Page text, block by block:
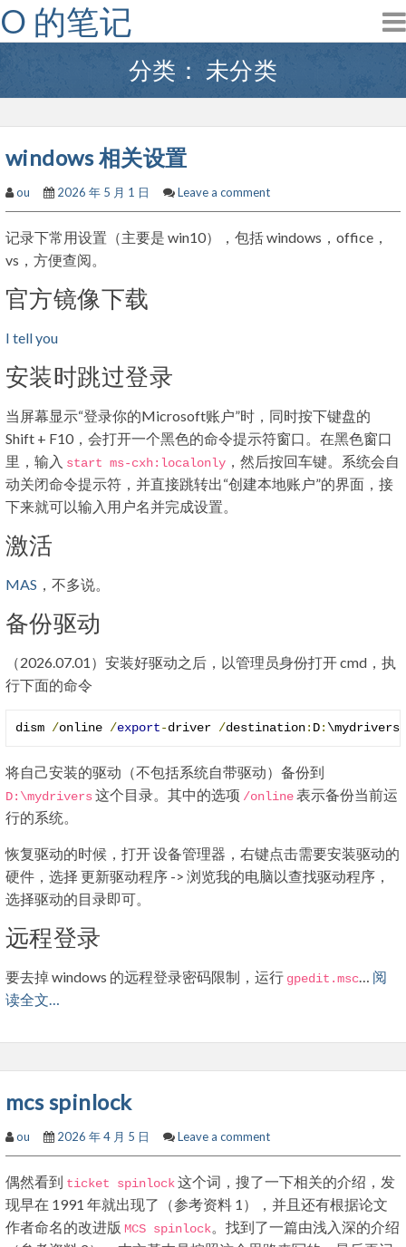
Skip
to
content
O 的笔记
分类： 未分类
windows 相关设置
ou 2026 年 5 月 1 日 Leave a comment
记录下常用设置（主要是 win10），包括 windows，office，
vs，方便查阅。
官方镜像下载
I tell you
安装时跳过登录
当屏幕显示“登录你的Microsoft账户”时，同时按下键盘的
Shift + F10，会打开一个黑色的命令提示符窗口。在黑色窗口
里，输入 start ms-cxh: localonly ，然后按回车键。系统会自
动关闭命令提示符，并直接跳转出“创建本地账户”的界面，接
下来就可以输入用户名并完成设置。
激活
MAS ，不多说。
备份驱动
（2026.07.01）安装好驱动之后，以管理员身份打开 cmd，执
行下面的命令
dism /online /export-driver /destination: D: \mydrivers
将自己安装的驱动（不包括系统自带驱动）备份到
D: \mydrivers这个目录。其中的选项 /online表示备份当前运
行的系统。
恢复驱动的时候，打开 设备管理器，右键点击需要安装驱动的
硬件，选择 更新驱动程序 -> 浏览我的电脑以查找驱动程序，
选择驱动的目录即可。
远程登录
要去掉 windows 的远程登录密码限制，运行 gpedit .msc… 阅
读全文…
mcs spinlock
ou 2026 年 4 月 5 日 Leave a comment
偶然看到 ticket spinlock这个词，搜了一下相关的介绍，发
现早在 1991 年就出现了（参考资料 1），并且还有根据论文
作者命名的改进版 MCS spinlock。找到了一篇由浅入深的介绍